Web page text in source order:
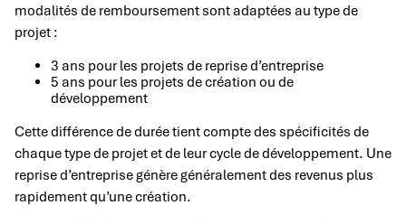
modalités de remboursement sont adaptées au type de
projet :
3 ans pour les projets de reprise d’entreprise
5 ans pour les projets de création ou de
développement
Cette différence de durée tient compte des spécificités de
chaque type de projet et de leur cycle de développement. Une
reprise d’entreprise génère généralement des revenus plus
rapidement qu’une création.